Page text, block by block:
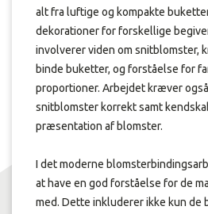
alt fra luftige og kompakte
dekorationer for forskellige
involverer viden om snitblomster,
binde buketter, og forståelse for
proportioner. Arbejdet kræver
snitblomster korrekt samt
præsentation af blomster.
I det moderne
at have en god forståelse for de
med. Dette inkluderer ikke kun de